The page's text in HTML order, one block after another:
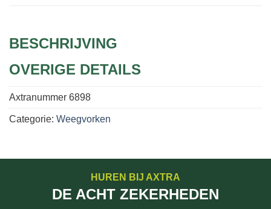
BESCHRIJVING
OVERIGE DETAILS
Axtranummer 6898
Categorie: Weegvorken
HUREN BIJ AXTRA
DE ACHT ZEKERHEDEN